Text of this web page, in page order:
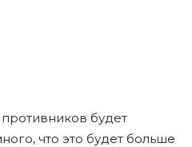
будет
что это будет больше